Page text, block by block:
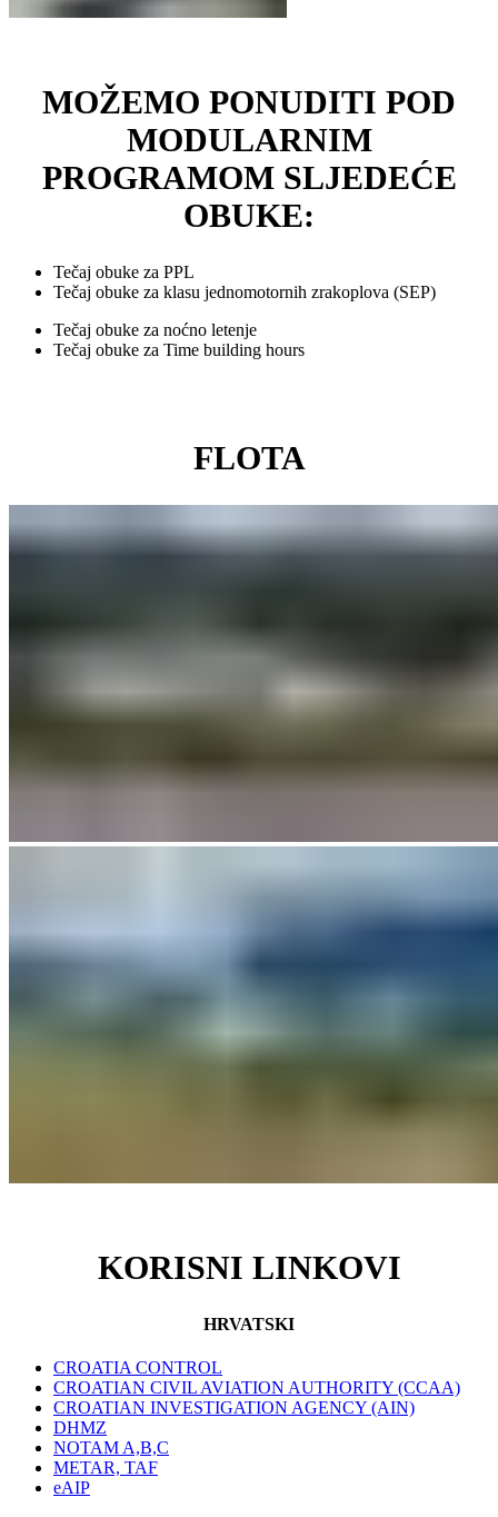
MOŽEMO PONUDITI POD
MODULARNIM
PROGRAMOM SLJEDEĆE
OBUKE:
Tečaj obuke za PPL
Tečaj obuke za klasu jednomotornih zrakoplova (SEP)
Tečaj obuke za noćno letenje
Tečaj obuke za Time building hours
FLOTA
KORISNI LINKOVI
HRVATSKI
CROATIA CONTROL
CROATIAN CIVIL AVIATION AUTHORITY (CCAA)
CROATIAN INVESTIGATION AGENCY (AIN)
DHMZ
NOTAM A,B,C
METAR, TAF
eAIP